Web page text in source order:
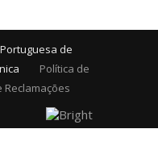
de
Política de
Reclamações